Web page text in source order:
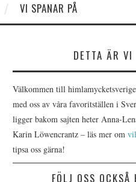
VI SPANAR PÅ
DETTA ÄR VI
Välkommen till
med oss av våra favoritställen i
ligger bakom sajten heter Anna-
Karin Löwencrantz – läs mer om
tipsa oss gärna!
FÖLJ OSS OCKSÅ